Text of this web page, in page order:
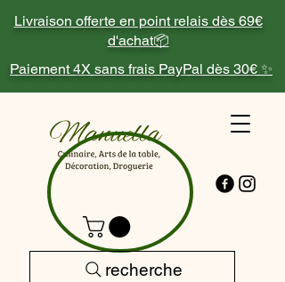
Livraison offerte en point relais dès 69€
d'achat📦
Paiement 4X sans frais PayPal dès 30€ ✨
recherche